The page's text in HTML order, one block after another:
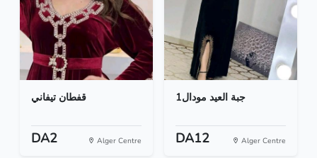
قفطان تيفاني
DA2 Alger Centre
جبة العيد مودال1
DA12 Alger Centre